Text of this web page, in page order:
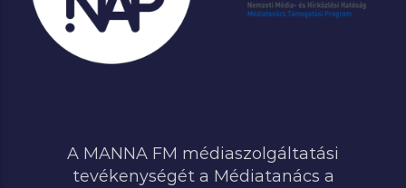
A MANNA FM médiaszolgáltatási
tevékenységét a Médiatanács a